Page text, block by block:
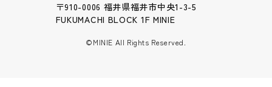
〒910-0006 福井県福井市中央1-3-5
FUKUMACHI BLOCK 1F MINIE
©MINIE All Rights Reserved.